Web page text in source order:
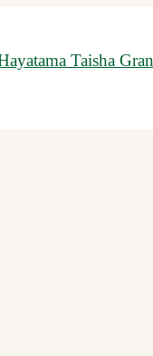
Taisha